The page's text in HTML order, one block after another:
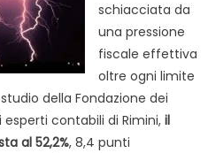
schiacciata da
una pressione
fiscale effettiva
oltre ogni limite
della Fondazione dei
contabili di Rimini, il
al 52,2%, 8,4 punti